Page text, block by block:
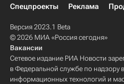
Спецпроекты
Реклама
Версия 2023.1 Beta
© 2026 МИА «Россия сегодня»
Вакансии
Сетевое издание РИА Новости
в Федеральной службе по надзору
информационных технологий и